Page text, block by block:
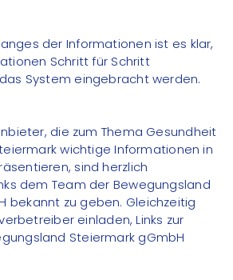
der Informationen ist es klar,
Schritt für Schritt
System eingebracht werden.
die zum Thema Gesundheit
wichtige Informationen in
sind herzlich
dem Team der Bewegungsland
bekannt zu geben. Gleichzeitig
einladen, Links zur
Steiermark gGmbH